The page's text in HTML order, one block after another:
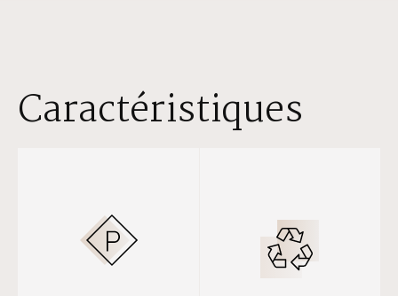
Caractéristiques